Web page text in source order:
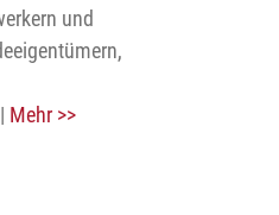
und
Mehr >>